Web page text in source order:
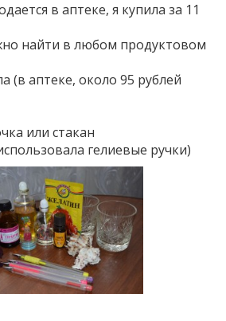
в аптеке, я купила за 11
найти в любом продуктовом
(в аптеке, около 95 рублей
или стакан
гелиевые ручки)